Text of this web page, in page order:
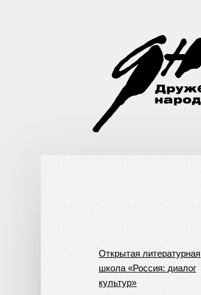
Открытая литературная
школа «Россия: диалог
культур»